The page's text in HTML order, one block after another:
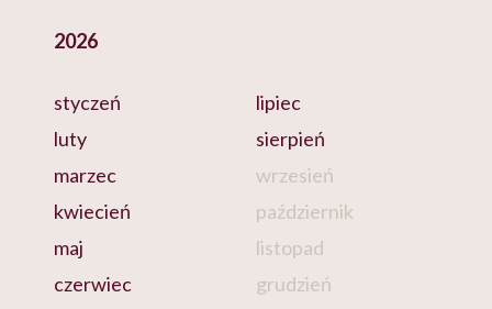
2026
styczeń
luty
marzec
kwiecień
maj
czerwiec
lipiec
sierpień
wrzesień
październik
listopad
grudzień